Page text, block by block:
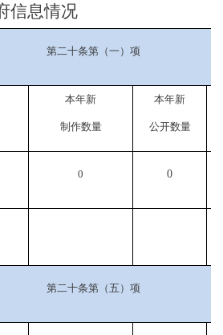
信息情况
第二十条第（一）项
本年新
制作数量
本年新
公开数量
0 0
第二十条第（五）项